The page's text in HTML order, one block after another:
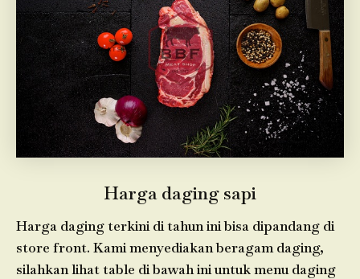
Harga daging sapi
Harga daging terkini di tahun ini bisa dipandang di
store front. Kami menyediakan beragam daging,
silahkan lihat table di bawah ini untuk menu daging